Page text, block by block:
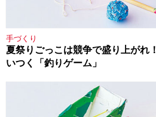
手づくり
夏祭りごっこは競争で盛り上がれ
いつく「釣りゲーム」